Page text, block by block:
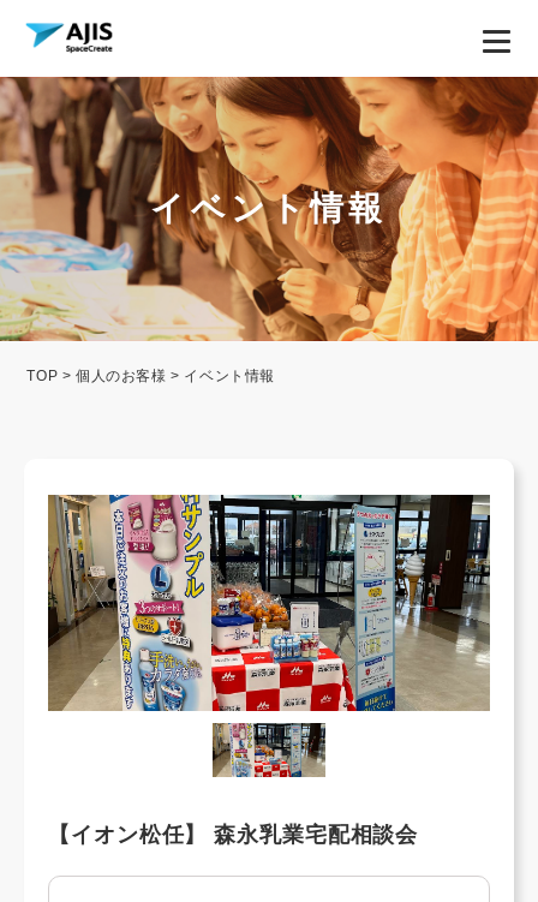
イベント情報
TOP >個人のお客様 > イベント情報
【イオン松任】 森永乳業宅配相談会